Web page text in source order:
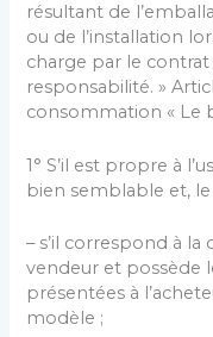
résultant de
ou de l’installation
charge par le contrat
responsabilité. »
consommation « Le
1° S’il est propre à
bien semblable et, le
– s’il correspond à
vendeur et possède
présentées à
modèle ;